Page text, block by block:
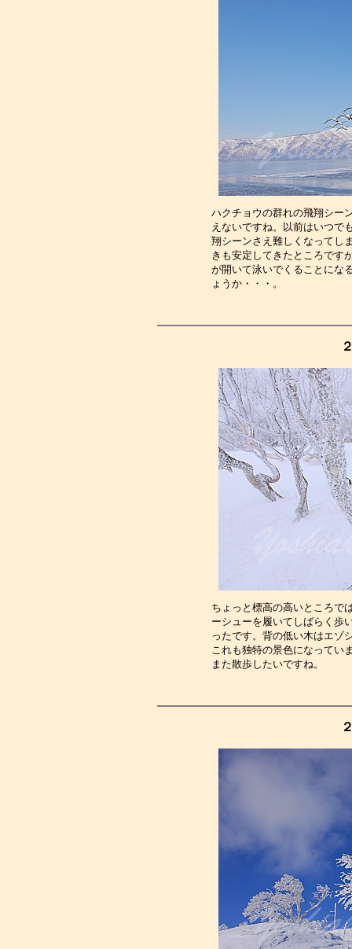
ハクチョウの群れの飛翔シー
えないですね。以前はいつで
翔シーンさえ難しくなってし
きも安定してきたところです
が開いて泳いでくることにな
ょう
ちょっと標高の高いところで
ーシューを履いてしばらく歩
ったです。背の低い木はエゾ
これも独特の景色になってい
また散歩